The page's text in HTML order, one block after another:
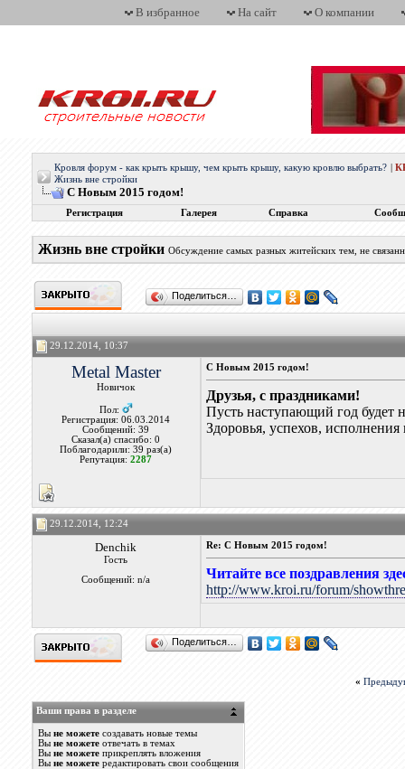
В избранное На сайт О компании
Кровля форум - как крыть крышу, чем крыть крышу, какую кровлю выбрать?
Жизнь вне стройки
С Новым 2015 годом!
Регистрация Галерея Справка
Жизнь вне стройки Обсуждение самых разных житейских тем, не
Поделиться…
29.12.2014, 10:37
Metal Master
Новичок
Пол:
Регистрация: 06.03.2014
Сообщений: 39
Сказал(а) спасибо: 0
Поблагодарили: 39 раз(а)
Репутация:2287
С Новым 2015 годом!
Друзья, с праздниками!
Пусть наступающий год будет
Здоровья, успехов,
29.12.2014, 12:24
Denchik
Гость
Сообщений: n/a
Re: С Новым 2015 годом!
Читайте все поздравления
http://www.kroi.ru/forum/
Поделиться…
«
Ваши права в разделе
Вы не можетесоздавать новые темы
Вы не можетеотвечать в темах
Вы не можетеприкреплять вложения
Вы не можетередактировать свои сообщения